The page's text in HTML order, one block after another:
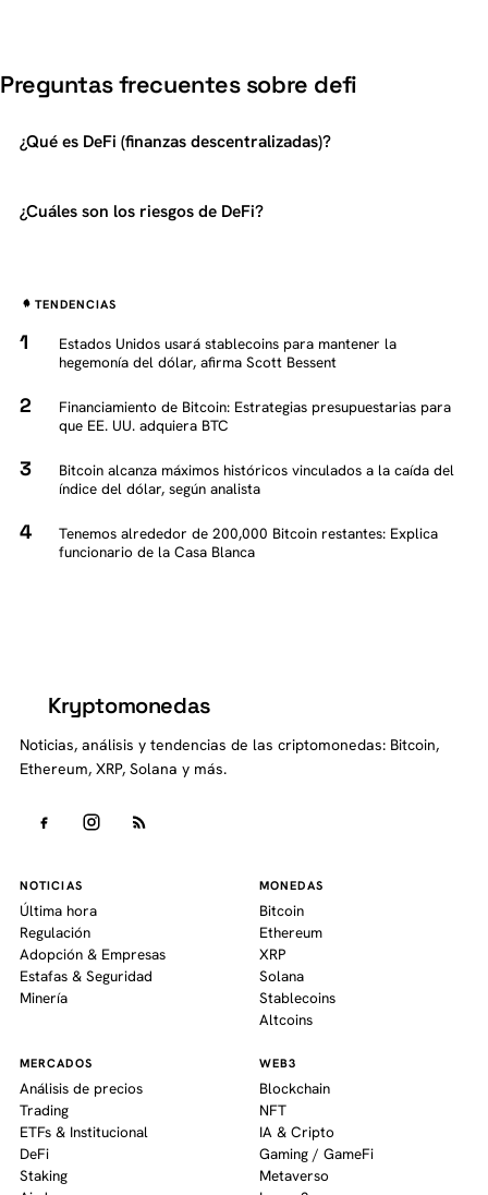
Preguntas frecuentes sobre defi
¿Qué es DeFi (finanzas descentralizadas)?
¿Cuáles son los riesgos de DeFi?
TENDENCIAS
Estados Unidos usará stablecoins para mantener la
hegemonía del dólar, afirma Scott Bessent
Financiamiento de Bitcoin: Estrategias presupuestarias para
que EE. UU. adquiera BTC
Bitcoin alcanza máximos históricos vinculados a la caída del
índice del dólar, según analista
Tenemos alrededor de 200,000 Bitcoin restantes: Explica
funcionario de la Casa Blanca
Kryptomonedas
Noticias, análisis y tendencias de las criptomonedas: Bitcoin,
Ethereum, XRP, Solana y más.
NOTICIAS
Última hora
Regulación
Adopción & Empresas
Estafas & Seguridad
Minería
MONEDAS
Bitcoin
Ethereum
XRP
Solana
Stablecoins
Altcoins
MERCADOS
Análisis de precios
Trading
ETFs & Institucional
DeFi
Staking
WEB3
Blockchain
NFT
IA & Cripto
Gaming / GameFi
Metaverso